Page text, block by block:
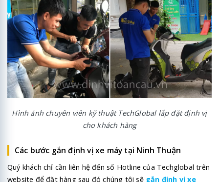
Hình ảnh chuyên viên kỹ thuật TechGlobal lắp đặt định vị
cho khách hàng
Các bước gắn định vị xe máy tại Ninh Thuận
Quý khách chỉ cần liên hệ đến số Hotline của Techglobal trên
website để đặt hàng sau đó chúng tôi sẽ gắn định vị xe